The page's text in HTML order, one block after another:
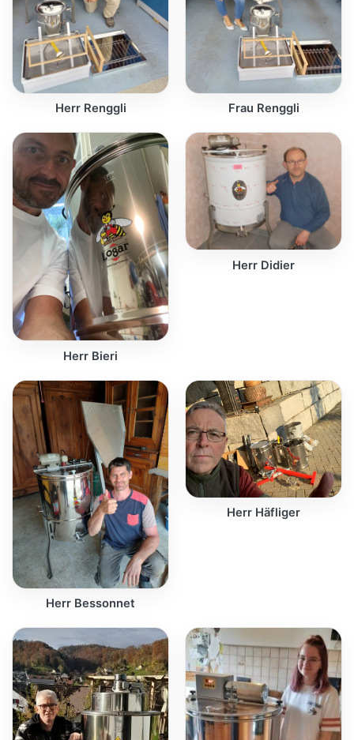
Herr Renggli Frau Renggli
Herr Bieri
Herr Didier
Herr Bessonnet
Herr Häfliger